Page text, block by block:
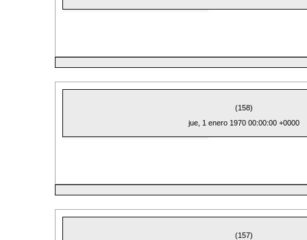
(158)
jue, 1 enero 1970 00:00:00 +0000
(157)